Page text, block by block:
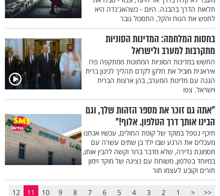
תלאות הדרך בהבנה. היום - כשהאג'נדה היא
לחפש את הנוח והקל, התסכול גובר
בחסות המלחמה: המדינות הסוניות
מתקרבות למערב ולישראל
החשש במדינות הסוניות המתונות ממתקפה פרו
איראנית מוביל את חלקן לקדם תהליך לכינון ברית
הגנה עם מדינות המערב, בהן ארצות הברית
וישראל. צפו
"אתה גם זוכר את מספר הזהות שלך, וגם
הבינו אותך דרך הטלפון. אלוף!"
תיכף נטפל במוקד של קופת החולים, עכשיו אנחנו
מעכלים את הרגע שבו ילד בן שתים עשרה עם
תסמונת נדירה, שלא מדבר ברור וקשה להבין אותו,
במיוחד בטלפון, משוחח עם נציגה של מוקד זימון
תורים וקובע לעצמו תור
<<
<
1
2
3
4
5
6
7
8
9
10
11
12